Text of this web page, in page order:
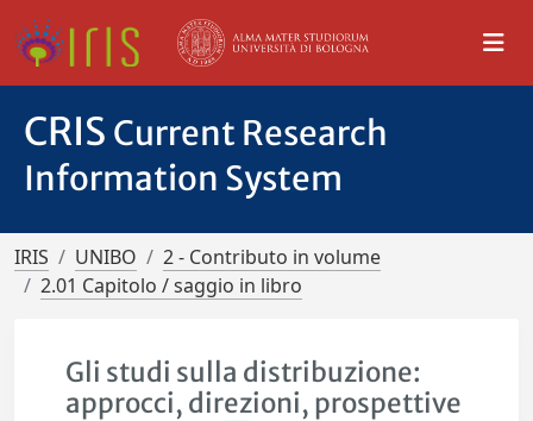
CRIS Current Research
Information System
IRIS UNIBO
2 - Contributo in volume
2.01 Capitolo / saggio in libro
Gli studi sulla distribuzione:
approcci, direzioni, prospettive